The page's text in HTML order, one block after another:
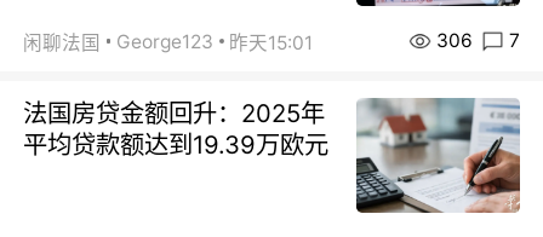
闲聊法国 George123 昨天15:01 306 7
法国房贷金额回升：2025年
平均贷款额达到19.39万欧元